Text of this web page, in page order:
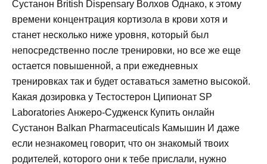
Сустанон British Dispensary Волхов Однако, к этому
времени концентрация кортизола в крови хотя и
станет несколько ниже уровня, который был
непосредственно после тренировки, но все же еще
остается повышенной, а при ежедневных
тренировках так и будет оставаться заметно высокой.
Какая дозировка у Тестостерон Ципионат SP
Laboratories Анжеро-Судженск Купить онлайн
Сустанон Balkan Pharmaceuticals Камышин И даже
если незнакомец говорит, что он знакомый твоих
родителей, которого они к тебе прислали, нужно